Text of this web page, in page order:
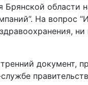
Брянской области
На вопрос
документ,